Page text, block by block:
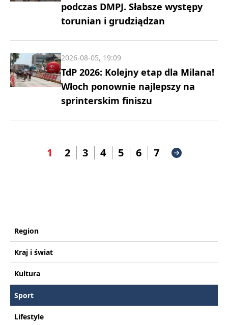
podczas DMPJ. Słabsze występy
torunian i grudziądzan
TdP 2026: Kolejny etap dla Milana!
Włoch ponownie najlepszy na
sprinterskim finiszu
2026-08-05, 19:09
1 2 3 4 5 6 7
Region
Kraj i świat
Kultura
Sport
Lifestyle